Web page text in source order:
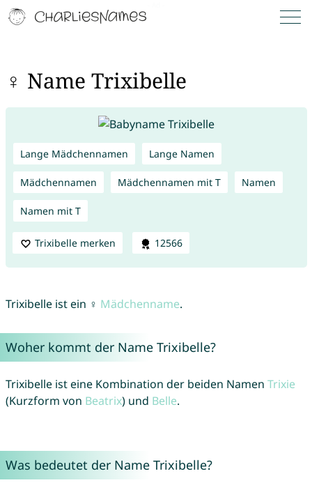
♀ Name Trixibelle
Lange Mädchennamen Lange Namen
Mädchennamen Mädchennamen mit T Namen
Namen mit T
Trixibelle merken 12566
Trixibelle ist ein ♀ Mädchenname.
Woher kommt der Name Trixibelle?
Trixibelle ist eine Kombination der beiden Namen Trixie
(Kurzform von Beatrix) und Belle.
Was bedeutet der Name Trixibelle?